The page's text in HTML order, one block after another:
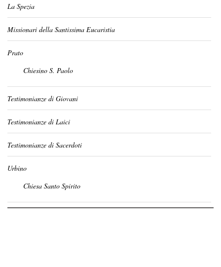
La Spezia
Missionari della Santissima Eucaristia
Prato
Chiesino S. Paolo
Testimonianze di Giovani
Testimonianze di Laici
Testimonianze di Sacerdoti
Urbino
Chiesa Santo Spirito